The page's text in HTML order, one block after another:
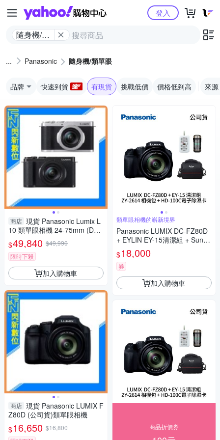
Yahoo購物中心
隨身機/類
登入
Panasonic 隨身機/類單眼
品牌 快速到貨 有現貨 挑戰低價 價格低到高 來源
商店 現貨 Panasonic Lumix L
10 類單眼相機 24-75mm (DC-
L10,公司貨)
$49,840 $49,990
限時下殺
加入購物車
商店 現貨 Panasonic LUMIX F
Z80D (公司貨)類單眼相機
$16,650 $16,800
類單眼相機的嶄新境界
Panasonic LUMIX DC-FZ80D
+ EYLIN EY-15清潔組 + SunLi
ght ZY-2614相機包 + EirMai 銳
瑪 HD-100C電子除濕卡 FZ80
D (公司貨)
$18,000
券
加入購物車
商品折價券